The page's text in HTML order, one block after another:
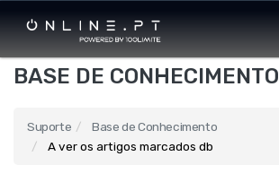
BASE DE CONHECIMENTO
Suporte
Base de Conhecimento
A ver os artigos marcados db